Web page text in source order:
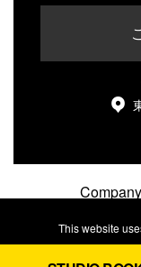
Company
This website